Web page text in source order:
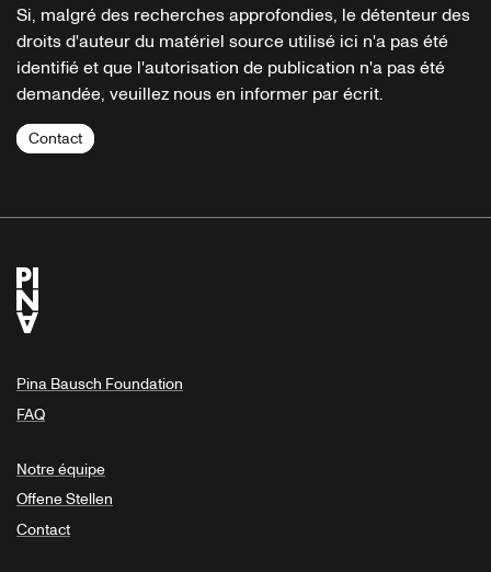
Si, malgré des recherches approfondies, le détenteur des
droits d'auteur du matériel source utilisé ici n'a pas été
identifié et que l'autorisation de publication n'a pas été
demandée, veuillez nous en informer par écrit.
Contact
Pina Bausch Foundation
FAQ
Notre équipe
Offene Stellen
Contact